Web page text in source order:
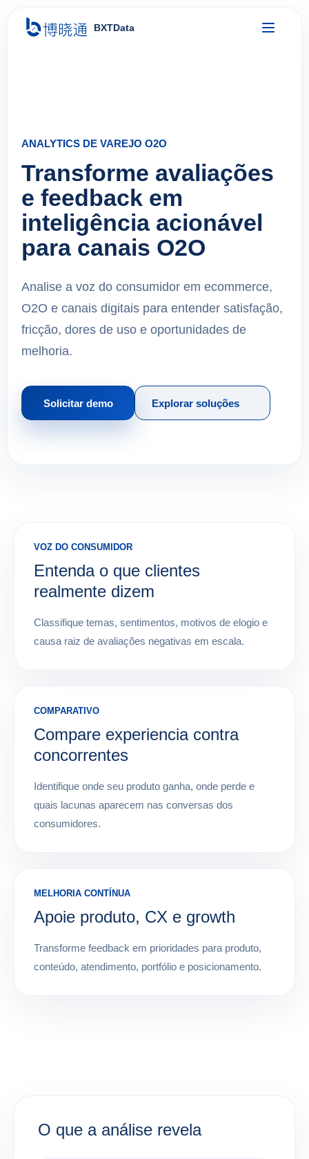
BXTData
ANALYTICS DE VAREJO O2O
Transforme avaliações
e feedback em
inteligência acionável
para canais O2O
Analise a voz do consumidor em ecommerce,
O2O e canais digitais para entender satisfação,
fricção, dores de uso e oportunidades de
melhoria.
Solicitar demo Explorar soluções
VOZ DO CONSUMIDOR
Entenda o que clientes
realmente dizem
Classifique temas, sentimentos, motivos de elogio e
causa raiz de avaliações negativas em escala.
COMPARATIVO
Compare experiencia contra
concorrentes
Identifique onde seu produto ganha, onde perde e
quais lacunas aparecem nas conversas dos
consumidores.
MELHORIA CONTÍNUA
Apoie produto, CX e growth
Transforme feedback em prioridades para produto,
conteúdo, atendimento, portfólio e posicionamento.
O que a análise revela